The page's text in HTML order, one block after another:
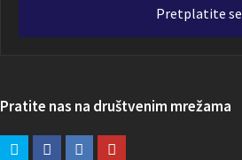
Pretplatite se
Pratite nas na društvenim mrežama